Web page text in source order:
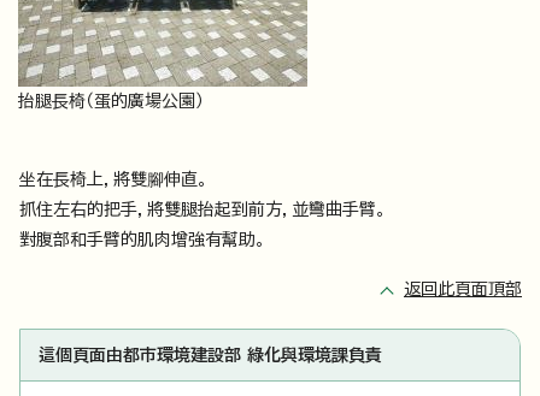
抬腿長椅（蛋的廣場公園）
坐在長椅上，將雙腳伸直。
抓住左右的把手，將雙腿抬起到前方，並彎曲手臂。
對腹部和手臂的肌肉增強有幫助。
返回此頁面頂部
這個頁面由都市環境建設部 綠化與環境課負責